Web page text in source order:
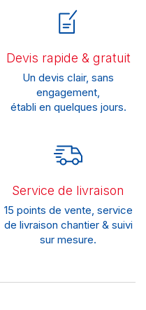
Devis rapide & gratuit
Un devis clair, sans
engagement,
établi en quelques jours.
Service de livraison
15 points de vente, service
de livraison chantier & suivi
sur mesure.